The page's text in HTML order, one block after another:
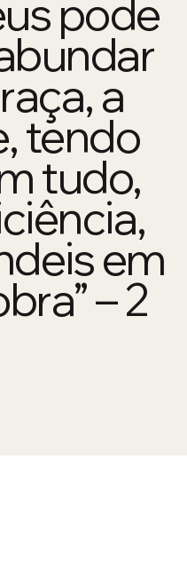
pode
a
tendo
tudo,
em
– 2